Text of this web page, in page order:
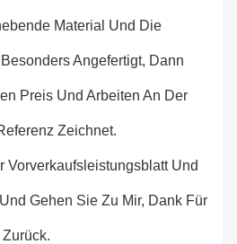
Material Und Die
Angefertigt, Dann
Preis Und Arbeiten An Der
Zeichnet.
Vorverkaufsleistungsblatt Und
Gehen Sie Zu Mir, Dank Für
Zurück.